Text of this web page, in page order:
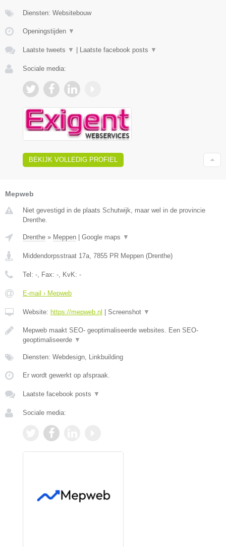
Diensten: Websitebouw
Openingstijden ▼
Laatste tweets ▼ Laatste facebook posts ▼
Sociale media:
BEKIJK VOLLEDIG PROFIEL
Mepweb
Niet gevestigd in de plaats Schutwijk, maar wel in de provincie
Drenthe.
Drenthe » Meppen Google maps ▼
Middendorpsstraat 17a, 7855 PR Meppen (Drenthe)
Tel: -, Fax: -, KvK: -
E-mail › Mepweb
Website: https://mepweb.nl Screenshot ▼
Mepweb maakt SEO- geoptimaliseerde websites. Een SEO-
geoptimaliseerde ▼
Diensten: Webdesign, Linkbuilding
Er wordt gewerkt op afspraak.
Laatste facebook posts ▼
Sociale media: